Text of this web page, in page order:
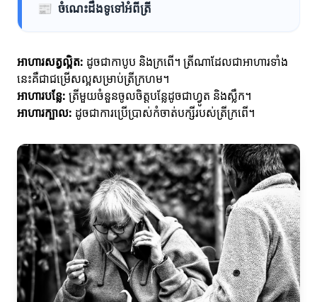
📰 ចំណេះដឹងទូទៅអំពីត្រី
អាហារសត្វល្អិត: ដូចជាកាបូប និងក្រពើ។ ត្រីណាដែលជាអាហារទាំង
នេះគឺជាជម្រើសល្អសម្រាប់ត្រីក្រហម។
អាហារបន្លែ: ត្រីមួយចំនួនចូលចិត្តបន្លែដូចជាហ្វូត និងស្លឹក។
អាហារក្បាល: ដូចជាការប្រើប្រាស់កំចាត់បក្សីរបស់ត្រីក្រពើ។